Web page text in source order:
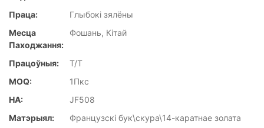
Праца:
Глыбокі зялёны
Месца
Паходжання:
Фошань, Кітай
Працоўныя:
T/T
MOQ:
1Пкс
НА:
JF508
Матэрыял:
Французскі бук\скура\14-каратнае золата